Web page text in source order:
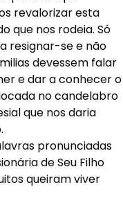
revalorizar esta
que nos rodeia. Só
resignar-se e não
devessem falar
e dar a conhecer o
no candelabro
que nos daria
pronunciadas
de Seu Filho
queiram viver